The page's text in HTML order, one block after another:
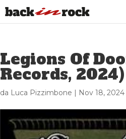
Legions Of
Records, 2024)
da Luca Pizzimbone | Nov 18, 2024